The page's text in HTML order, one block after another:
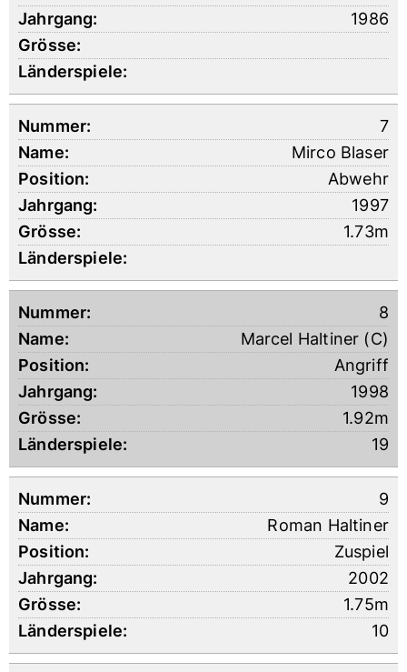
1986
7
Mirco Blaser
Abwehr
1997
1.73m
8
Marcel Haltiner (C)
Angriff
1998
1.92m
19
9
Roman Haltiner
Zuspiel
2002
1.75m
10